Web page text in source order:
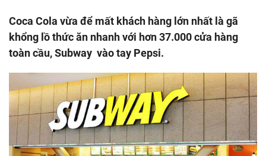
Coca Cola vừa để mất khách hàng lớn nhất là gã
khổng lồ thức ăn nhanh với hơn 37.000 cửa hàng
toàn cầu, Subway vào tay Pepsi.